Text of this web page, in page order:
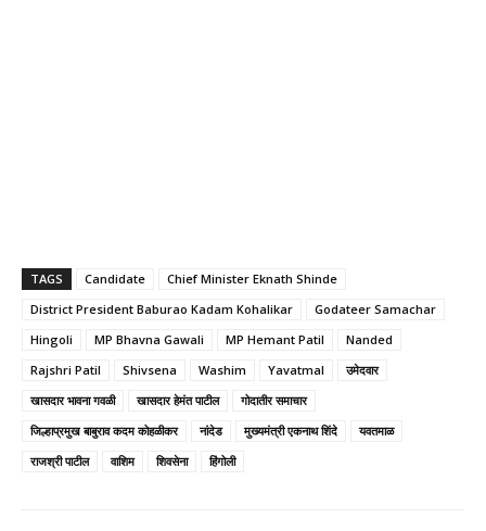
TAGS Candidate
Chief Minister Eknath Shinde
District President Baburao Kadam Kohalikar
Godateer Samachar
Hingoli
MP Bhavna Gawali MP Hemant Patil
Nanded
Rajshri Patil
Shivsena Washim Yavatmal
उमेदवार
खासदार भावना गवळी
खासदार हेमंत पाटील
गोदातीर समाचार
जिल्हाप्रमुख बाबुराव कदम कोहळीकर
नांदेड मुख्यमंत्री एकनाथ शिंदे
यवतमाळ
राजश्री पाटील
वाशिम शिवसेना हिंगोली